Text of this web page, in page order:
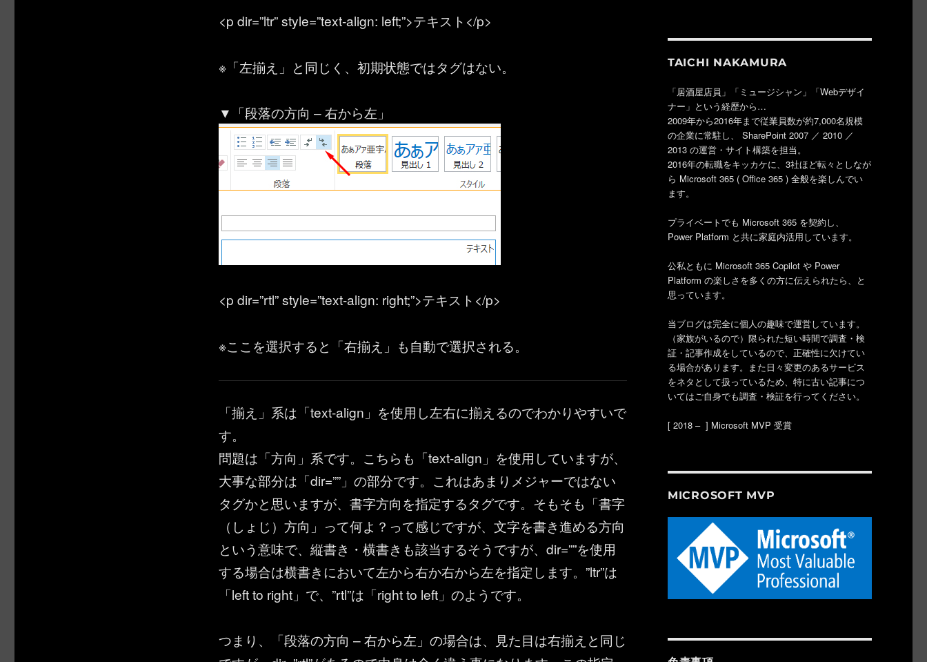
<p dir=”ltr” style=”text-align: left;”>テキスト</p>
※「左揃え」と同じく、初期状態ではタグはない。
▼「段落の方向 – 右から左」
<p dir=”rtl” style=”text-align: right;”>テキスト</p>
※ここを選択すると「右揃え」も自動で選択される。
「揃え」系は「text-align」を使用し左右に揃えるのでわかりやすいで
す。
問題は「方向」系です。こちらも「text-align」を使用していますが、
大事な部分は「dir=””」の部分です。これはあまりメジャーではない
タグかと思いますが、書字方向を指定するタグです。そもそも「書字
（しょじ）方向」って何よ？って感じですが、文字を書き進める方向
という意味で、縦書き・横書きも該当するそうですが、dir=””を使用
する場合は横書きにおいて左から右か右から左を指定します。”ltr”は
「left to right」で、”rtl”は「right to left」のようです。
つまり、「段落の方向 – 右から左」の場合は、見た目は右揃えと同じ
TAICHI NAKAMURA
「居酒屋店員」「ミュージシャン」「Webデザイ
ナー」という経歴から…
2009年から2016年まで従業員数が約7,000名規模
の企業に常駐し、 SharePoint 2007 ／ 2010 ／
2013 の運営・サイト構築を担当。
2016年の転職をキッカケに、3社ほど転々としなが
ら Microsoft 365 ( Office 365 ) 全般を楽しんでい
ます。
プライベートでも Microsoft 365 を契約し、
Power Platform と共に家庭内活用しています。
公私ともに Microsoft 365 Copilot や Power
Platform の楽しさを多くの方に伝えられたら、と
思っています。
当ブログは完全に個人の趣味で運営しています。
（家族がいるので）限られた短い時間で調査・検
証・記事作成をしているので、正確性に欠けてい
る場合があります。また日々変更のあるサービス
をネタとして扱っているため、特に古い記事につ
いてはご自身でも調査・検証を行ってください。
[ 2018 – ] Microsoft MVP 受賞
MICROSOFT MVP